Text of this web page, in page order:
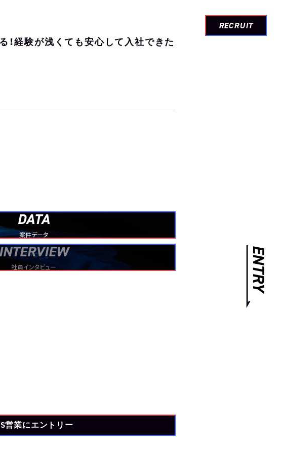
RECRUIT
！経験が浅くても安心して入社できた
DATA
案件データ
社員インタビュー
営業にエントリー
ENTRY